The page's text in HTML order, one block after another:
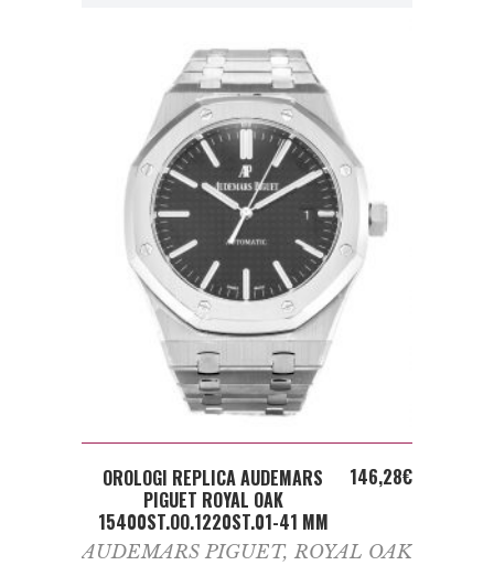
ADD TO CART
OROLOGI REPLICA AUDEMARS
PIGUET ROYAL OAK
15400ST.OO.1220ST.01-41 MM
146,28€
AUDEMARS PIGUET, ROYAL OAK